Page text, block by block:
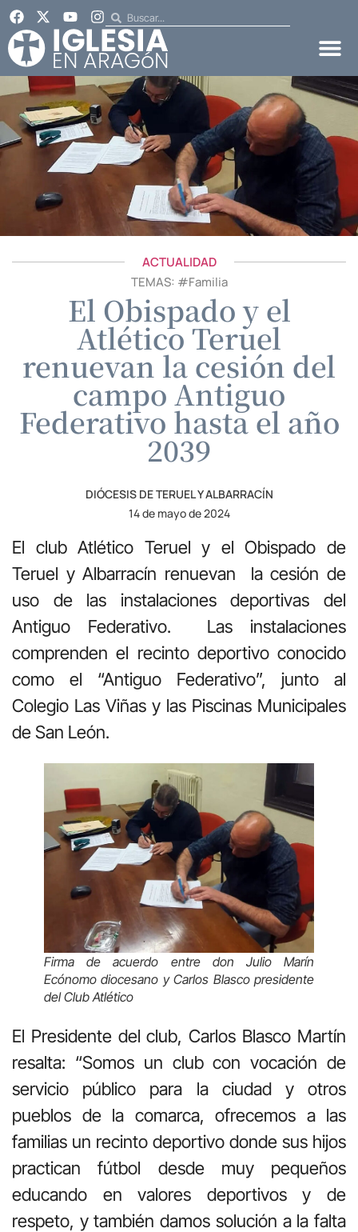
ACTUALIDAD
TEMAS: #Familia
El Obispado y el
Atlético Teruel
renuevan la cesión del
campo Antiguo
Federativo hasta el año
2039
DIÓCESIS DE TERUEL Y ALBARRACÍN
14 de mayo de 2024
El club Atlético Teruel y el Obispado de
Teruel y Albarracín renuevan la cesión de
uso de las instalaciones deportivas del
Antiguo Federativo. Las instalaciones
comprenden el recinto deportivo conocido
como el “Antiguo Federativo”, junto al
Colegio Las Viñas y las Piscinas Municipales
de San León.
Firma de acuerdo entre don Julio Marín
Ecónomo diocesano y Carlos Blasco presidente
del Club Atlético
El Presidente del club, Carlos Blasco Martín
resalta: “Somos un club con vocación de
servicio público para la ciudad y otros
pueblos de la comarca, ofrecemos a las
familias un recinto deportivo donde sus hijos
practican fútbol desde muy pequeños
educando en valores deportivos y de
respeto, y también damos solución a la falta